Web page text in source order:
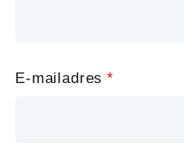
E-mailadres